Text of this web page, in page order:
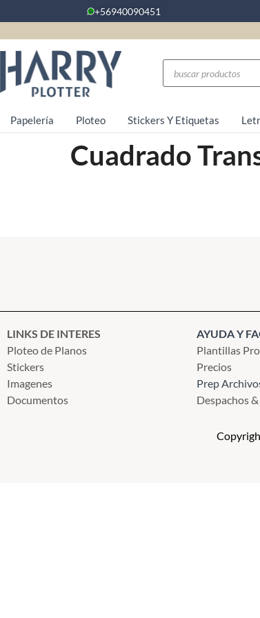
+56940090451
Papelería Ploteo Stickers Y Etiquetas
Cuadrado
LINKS DE INTERES
Ploteo de Planos
Stickers
Imagenes
Documentos
AYUDA Y
Plantillas
Precios
Prep
Despachos